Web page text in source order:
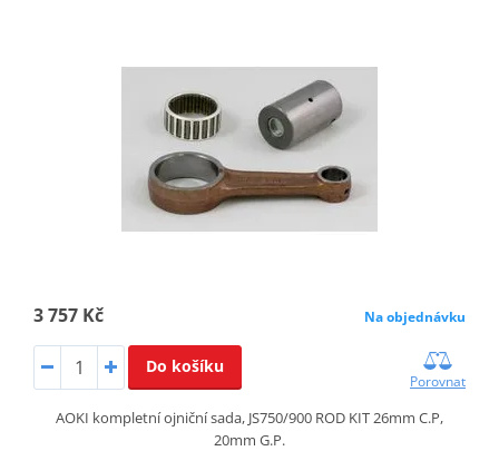
3 757 Kč Na objednávku
Do košíku
Porovnat
AOKI kompletní ojniční sada, JS750/900 ROD KIT 26mm C.P,
20mm G.P.